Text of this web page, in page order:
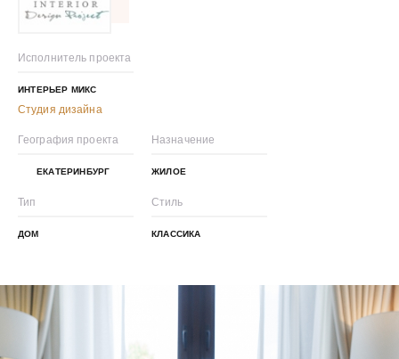
Исполнитель проекта
ИНТЕРЬЕР МИКС
Студия дизайна
География проекта
ЕКАТЕРИНБУРГ
Назначение
ЖИЛОЕ
Тип
ДОМ
Стиль
КЛАССИКА